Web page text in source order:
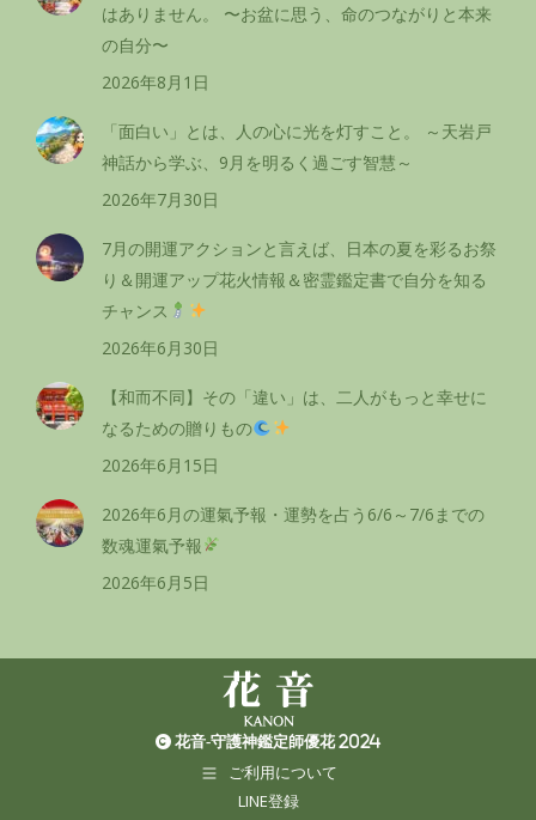
はありません。 〜お盆に思う、命のつながりと本来
の自分〜
2026年8月1日
「面白い」とは、人の心に光を灯すこと。 ～天岩戸
神話から学ぶ、9月を明るく過ごす智慧～
2026年7月30日
7月の開運アクションと言えば、日本の夏を彩るお祭
り＆開運アップ花火情報＆密霊鑑定書で自分を知る
チャンス
2026年6月30日
【和而不同】その「違い」は、二人がもっと幸せに
なるための贈りもの
2026年6月15日
2026年6月の運氣予報・運勢を占う6/6～7/6までの
数魂運氣予報
2026年6月5日
花音-守護神鑑定師優花 2024
ご利用について
LINE登録